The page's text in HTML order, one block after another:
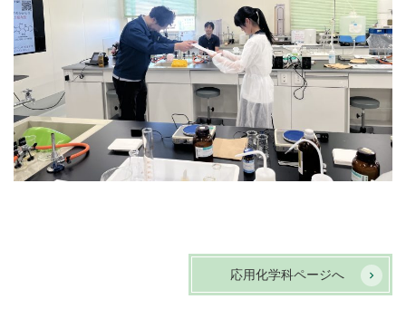
応用化学科ページへ